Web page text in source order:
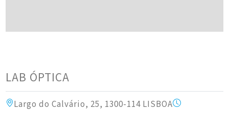
LAB ÓPTICA
Largo do Calvário, 25, 1300-114 LISBOA